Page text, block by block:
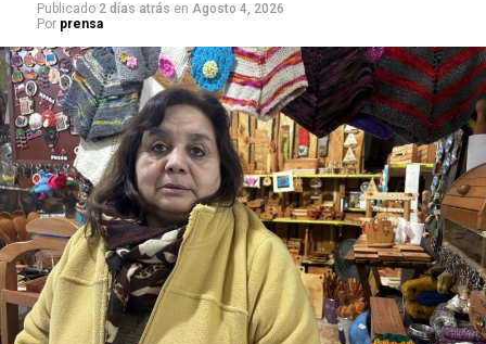
Publicado 2 días atrás en Agosto 4, 2026
Por prensa